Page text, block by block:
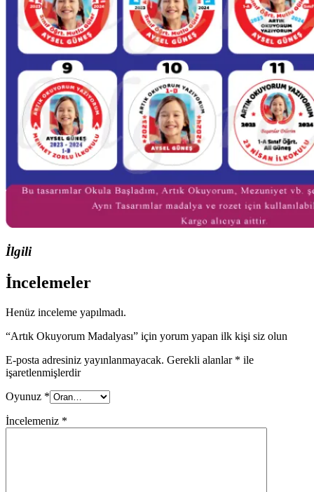
İlgili
İncelemeler
Henüz inceleme yapılmadı.
“Artık Okuyorum Madalyası” için yorum yapan ilk kişi siz olun
E-posta adresiniz yayınlanmayacak. Gerekli alanlar * ile
işaretlenmişlerdir
Oyunuz *
İncelemeniz *